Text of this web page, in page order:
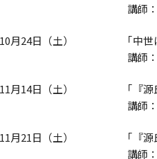
講師
10月24日（土）
｢中
講師
11月14日（土）
｢『
講師
11月21日（土）
｢『
講師